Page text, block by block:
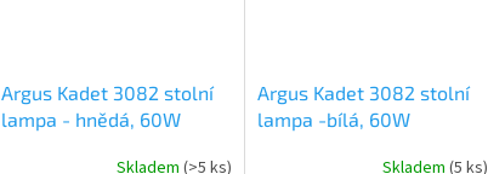
Argus Kadet 3082 stolní
lampa - hnědá, 60W
Skladem (>5 ks)
Argus Kadet 3082 stolní
lampa -bílá, 60W
Skladem (5 ks)